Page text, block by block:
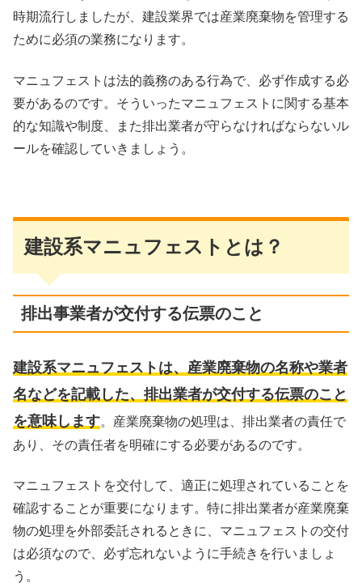
時期流行しましたが、建設業界では産業廃棄物を管理する
ために必須の業務になります。
マニュフェストは法的義務のある行為で、必ず作成する必
要があるのです。そういったマニュフェストに関する基本
的な知識や制度、また排出業者が守らなければならないル
ールを確認していきましょう。
建設系マニュフェストとは？
排出事業者が交付する伝票のこと
建設系マニュフェストは、産業廃棄物の名称や業者
名などを記載した、排出業者が交付する伝票のこと
を意味します。産業廃棄物の処理は、排出業者の責任で
あり、その責任者を明確にする必要があるのです。
マニュフェストを交付して、適正に処理されていることを
確認することが重要になります。特に排出業者が産業廃棄
物の処理を外部委託されるときに、マニュフェストの交付
は必須なので、必ず忘れないように手続きを行いましょ
う。